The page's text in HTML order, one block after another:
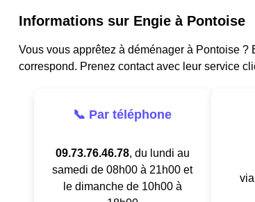
Informations sur Engie à Pontoise
Vous vous apprêtez à déménager à Pontoise
correspond. Prenez contact avec leur service
📞 Par téléphone
09.73.76.46.78, du lundi au
samedi de 08h00 à 21h00 et
le dimanche de 10h00 à